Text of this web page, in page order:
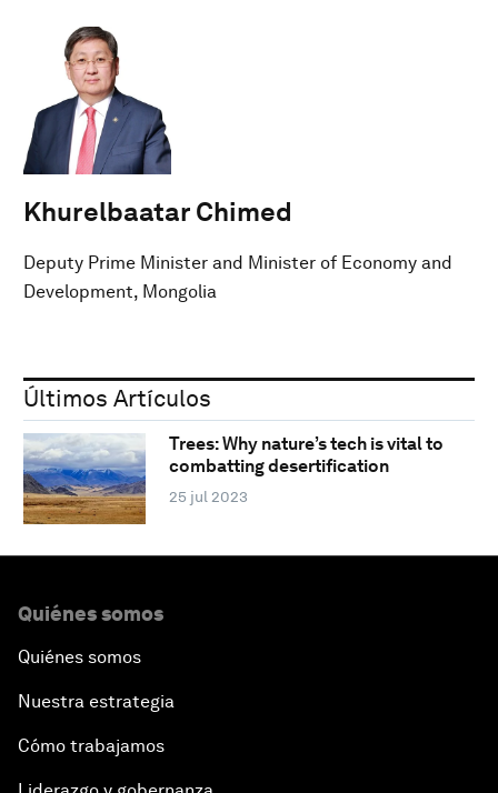
Khurelbaatar Chimed
Deputy Prime Minister and Minister of Economy and
Development, Mongolia
Últimos Artículos
Trees: Why nature’s tech is vital to
combatting desertification
25 jul 2023
Quiénes somos
Quiénes somos
Nuestra estrategia
Cómo trabajamos